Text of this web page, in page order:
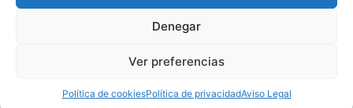
Denegar
Ver preferencias
Política de cookiesPolítica de privacidadAviso Legal